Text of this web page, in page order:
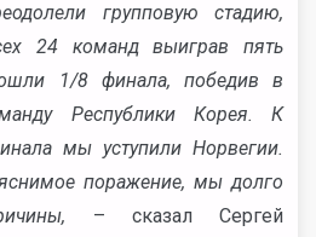
групповую стадию,
24 команд выиграв пять
1/8 финала, победив в
Республики Корея. К
мы уступили Норвегии.
поражение, мы долго
– сказал Сергей